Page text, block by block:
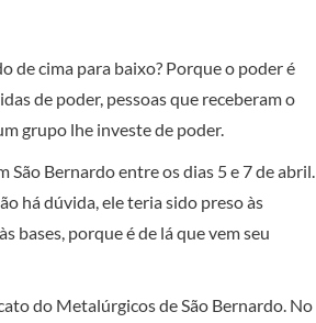
de cima para baixo? Porque o poder é
de poder, pessoas que receberam o
grupo lhe investe de poder.
São Bernardo entre os dias 5 e 7 de abril.
há dúvida, ele teria sido preso às
bases, porque é de lá que vem seu
do Metalúrgicos de São Bernardo. No